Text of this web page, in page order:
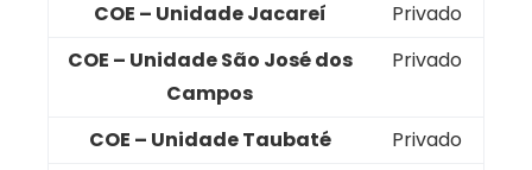
COE – Unidade Jacareí
Privado
COE – Unidade São José dos
Campos
Privado
COE – Unidade Taubaté
Privado